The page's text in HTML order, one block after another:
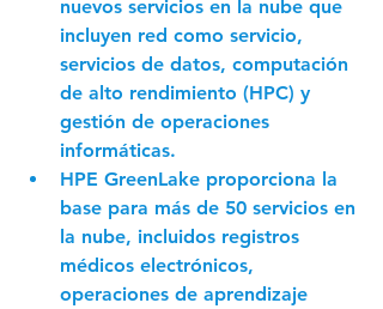
nuevos servicios en la nube que
incluyen red como servicio,
servicios de datos, computación
de alto rendimiento (HPC) y
gestión de operaciones
informáticas.
HPE GreenLake proporciona la
base para más de 50 servicios en
la nube, incluidos registros
médicos electrónicos,
operaciones de aprendizaje